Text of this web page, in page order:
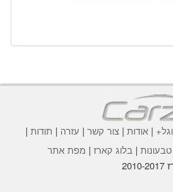
|אודות |צור קשר | עזרה | תודות |
|בלוג קארז | מפת אתר